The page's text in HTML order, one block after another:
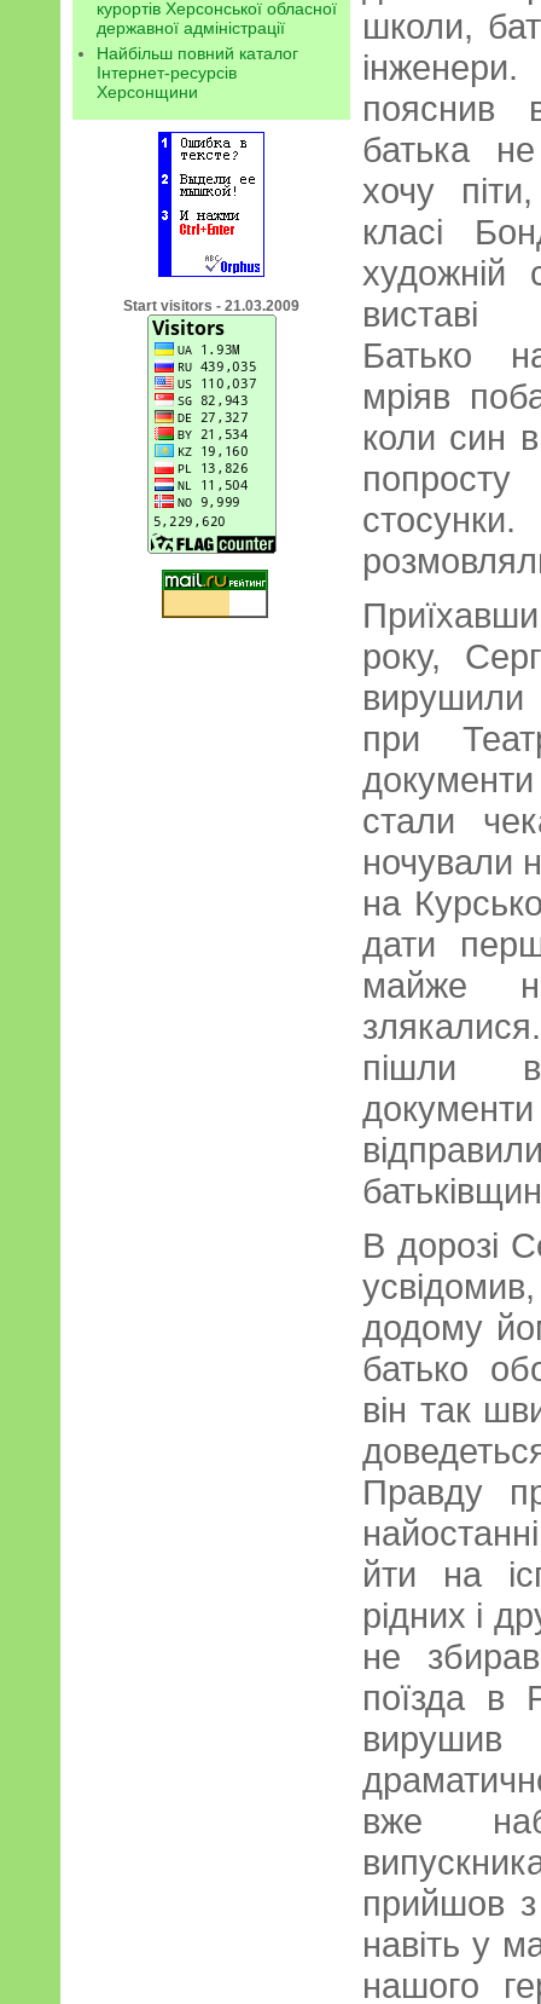
курортів Херсонської обласної
державної адміністрації
Найбільш повний каталог
Інтернет-ресурсів
Херсонщини
Start visitors - 21.03.2009
школи,
пояснив
батька
хочу
класі
художній
виставі
Батько
мріяв
коли син в
року,
при
стали
ночували
на
дати
майже
пішли в
В дорозі
додому
батько
він так
Правду
йти на
рідних і
не
поїзда в
вже
прийшов з
навіть у
нашого